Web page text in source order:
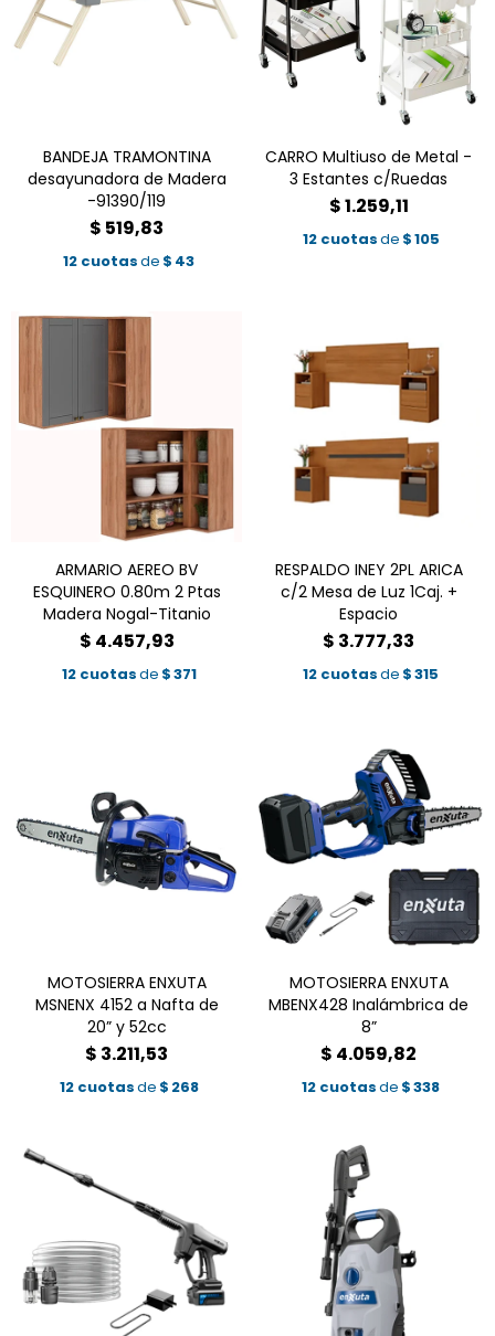
BANDEJA TRAMONTINA
desayunadora de Madera
-91390/119
$ 519,83
12 cuotasde $ 43
CARRO Multiuso de Metal -
3 Estantes c/Ruedas
$1.259,11
12 cuotasde $105
ARMARIO AEREO BV
ESQUINERO 0.80m 2 Ptas
Madera Nogal-Titanio
$ 4.457,93
12 cuotasde $371
RESPALDO INEY 2PL ARICA
c/2 Mesa de Luz 1Caj. +
Espacio
$ 3.777,33
12 cuotasde $315
MOTOSIERRA ENXUTA
MSNENX 4152 a Nafta de
20” y 52cc
$ 3.211,53
12 cuotasde $ 268
MOTOSIERRA ENXUTA
MBENX428 Inalámbrica de
8”
$ 4.059,82
12 cuotasde $338